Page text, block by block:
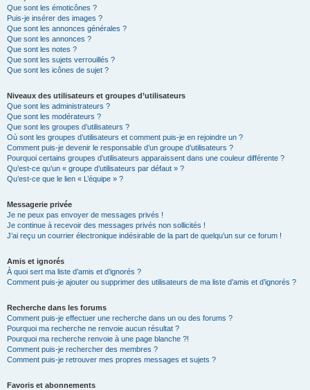
Que sont les émoticônes ?
Puis-je insérer des images ?
Que sont les annonces générales ?
Que sont les annonces ?
Que sont les notes ?
Que sont les sujets verrouillés ?
Que sont les icônes de sujet ?
Niveaux des utilisateurs et groupes d’utilisateurs
Que sont les administrateurs ?
Que sont les modérateurs ?
Que sont les groupes d’utilisateurs ?
Où sont les groupes d’utilisateurs et comment puis-je en rejoindre un ?
Comment puis-je devenir le responsable d’un groupe d’utilisateurs ?
Pourquoi certains groupes d’utilisateurs apparaissent dans une couleur différente ?
Qu’est-ce qu’un « groupe d’utilisateurs par défaut » ?
Qu’est-ce que le lien « L’équipe » ?
Messagerie privée
Je ne peux pas envoyer de messages privés !
Je continue à recevoir des messages privés non sollicités !
J’ai reçu un courrier électronique indésirable de la part de quelqu’un sur ce forum !
Amis et ignorés
À quoi sert ma liste d’amis et d’ignorés ?
Comment puis-je ajouter ou supprimer des utilisateurs de ma liste d’amis et d’ignorés ?
Recherche dans les forums
Comment puis-je effectuer une recherche dans un ou des forums ?
Pourquoi ma recherche ne renvoie aucun résultat ?
Pourquoi ma recherche renvoie à une page blanche ?!
Comment puis-je rechercher des membres ?
Comment puis-je retrouver mes propres messages et sujets ?
Favoris et abonnements